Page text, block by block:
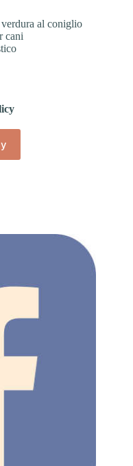
verdura al coniglio
cani